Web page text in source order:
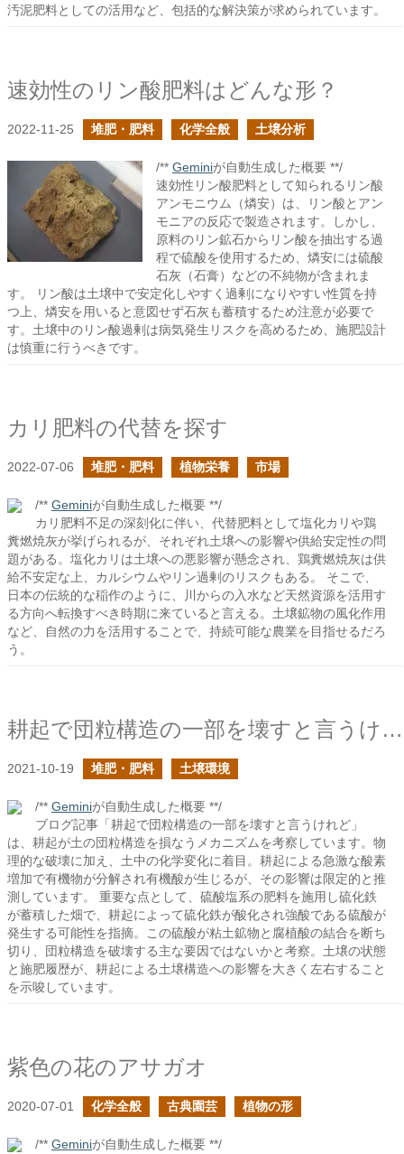
汚泥肥料としての活用など、包括的な解決策が求められています。
速効性のリン酸肥料はどんな形？
2022-11-25 堆肥・肥料 化学全般 土壌分析
/** Geminiが自動生成した概要 **/
速効性リン酸肥料として知られるリン酸
アンモニウム（燐安）は、リン酸とアン
モニアの反応で製造されます。しかし、
原料のリン鉱石からリン酸を抽出する過
程で硫酸を使用するため、燐安には硫酸
石灰（石膏）などの不純物が含まれま
す。 リン酸は土壌中で安定化しやすく過剰になりやすい性質を持
つ上、燐安を用いると意図せず石灰も蓄積するため注意が必要で
す。土壌中のリン酸過剰は病気発生リスクを高めるため、施肥設計
は慎重に行うべきです。
カリ肥料の代替を探す
2022-07-06 堆肥・肥料 植物栄養 市場
/** Geminiが自動生成した概要 **/
カリ肥料不足の深刻化に伴い、代替肥料として塩化カリや鶏
糞燃焼灰が挙げられるが、それぞれ土壌への影響や供給安定性の問
題がある。塩化カリは土壌への悪影響が懸念され、鶏糞燃焼灰は供
給不安定な上、カルシウムやリン過剰のリスクもある。 そこで、
日本の伝統的な稲作のように、川からの入水など天然資源を活用す
る方向へ転換すべき時期に来ていると言える。土壌鉱物の風化作用
など、自然の力を活用することで、持続可能な農業を目指せるだろ
う。
耕起で団粒構造の一部を壊すと言うけれど
2021-10-19 堆肥・肥料 土壌環境
/** Geminiが自動生成した概要 **/
ブログ記事「耕起で団粒構造の一部を壊すと言うけれど」
は、耕起が土の団粒構造を損なうメカニズムを考察しています。物
理的な破壊に加え、土中の化学変化に着目。耕起による急激な酸素
増加で有機物が分解され有機酸が生じるが、その影響は限定的と推
測しています。 重要な点として、硫酸塩系の肥料を施用し硫化鉄
が蓄積した畑で、耕起によって硫化鉄が酸化され強酸である硫酸が
発生する可能性を指摘。この硫酸が粘土鉱物と腐植酸の結合を断ち
切り、団粒構造を破壊する主な要因ではないかと考察。土壌の状態
と施肥履歴が、耕起による土壌構造への影響を大きく左右すること
を示唆しています。
紫色の花のアサガオ
2020-07-01 化学全般 古典園芸 植物の形
/** Geminiが自動生成した概要 **/